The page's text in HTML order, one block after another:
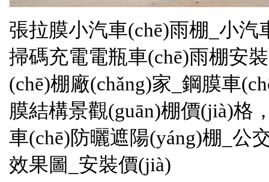
張拉膜小汽車(chē)雨棚_小汽
掃碼充電電瓶車(chē)雨棚安裝公
(chē)棚廠(chǎng)家_鋼膜車
膜結構景觀(guān)棚價(jià)格
車(chē)防曬遮陽(yáng)棚_公
效果圖_安裝價(jià)